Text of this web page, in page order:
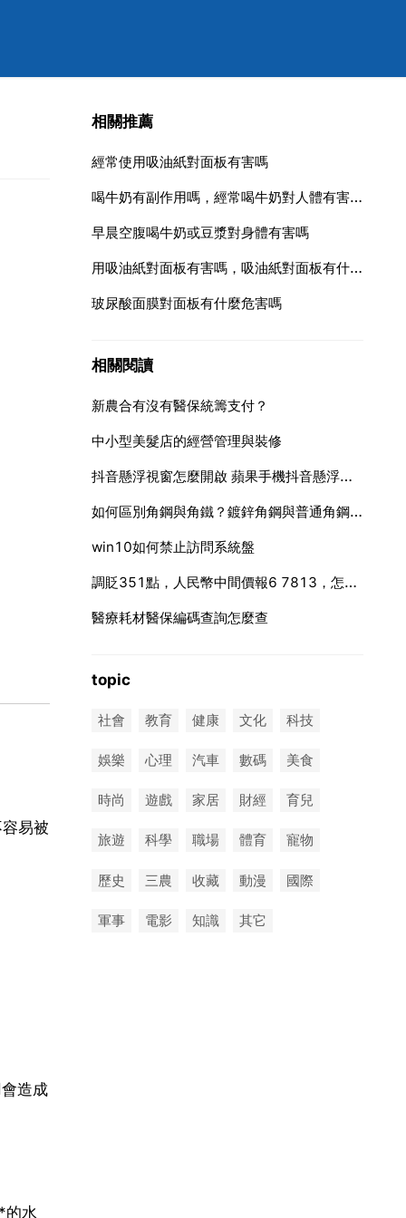
易被
造成
的水
相關推薦
經常使用吸油紙對面板有害嗎
喝牛奶有副作用嗎，經常喝牛奶對人體有害處嗎？
早晨空腹喝牛奶或豆漿對身體有害嗎
用吸油紙對面板有害嗎，吸油紙對面板有什麼危害？
玻尿酸面膜對面板有什麼危害嗎
相關閱讀
新農合有沒有醫保統籌支付？
中小型美髮店的經營管理與裝修
抖音懸浮視窗怎麼開啟 蘋果手機抖音懸浮視窗怎麼開啟
如何區別角鋼與角鐵？鍍鋅角鋼與普通角鋼有什麼區別
win10如何禁止訪問系統盤
調貶351點，人民幣中間價報6 7813，怎麼判斷人民幣公升值還是貶值？
醫療耗材醫保編碼查詢怎麼查
topic
社會 教育 健康 文化 科技
娛樂 心理 汽車 數碼 美食
時尚 遊戲 家居 財經 育兒
旅遊 科學 職場 體育 寵物
歷史 三農 收藏 動漫 國際
軍事 電影 知識 其它